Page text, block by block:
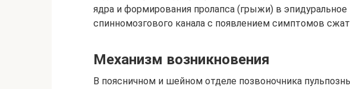
ядра и формирования пролапса (грыжи) в эпидуральное
спинномозгового канала с появлением симптомов
Механизм возникновения
В поясничном и шейном отделе позвоночника